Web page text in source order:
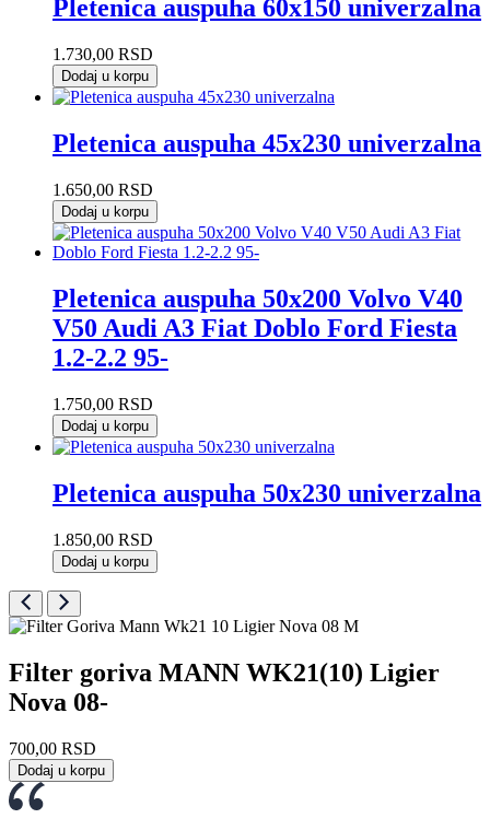
Pletenica auspuha 60x150 univerzalna
1.730,00 RSD
Dodaj u korpu
Pletenica auspuha 45x230 univerzalna
1.650,00 RSD
Dodaj u korpu
Pletenica auspuha 50x200 Volvo V40
V50 Audi A3 Fiat Doblo Ford Fiesta
1.2-2.2 95-
1.750,00 RSD
Dodaj u korpu
Pletenica auspuha 50x230 univerzalna
1.850,00 RSD
Dodaj u korpu
Filter goriva MANN WK21(10) Ligier
Nova 08-
700,00 RSD
Dodaj u korpu